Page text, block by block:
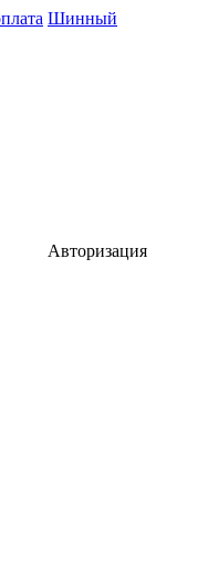
Шинный
Авторизация